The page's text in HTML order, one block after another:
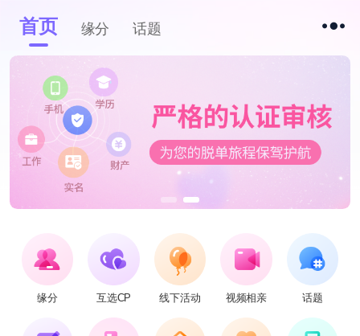
首页 缘分 话题
缘分 互选CP 线下活动 视频相亲 话题